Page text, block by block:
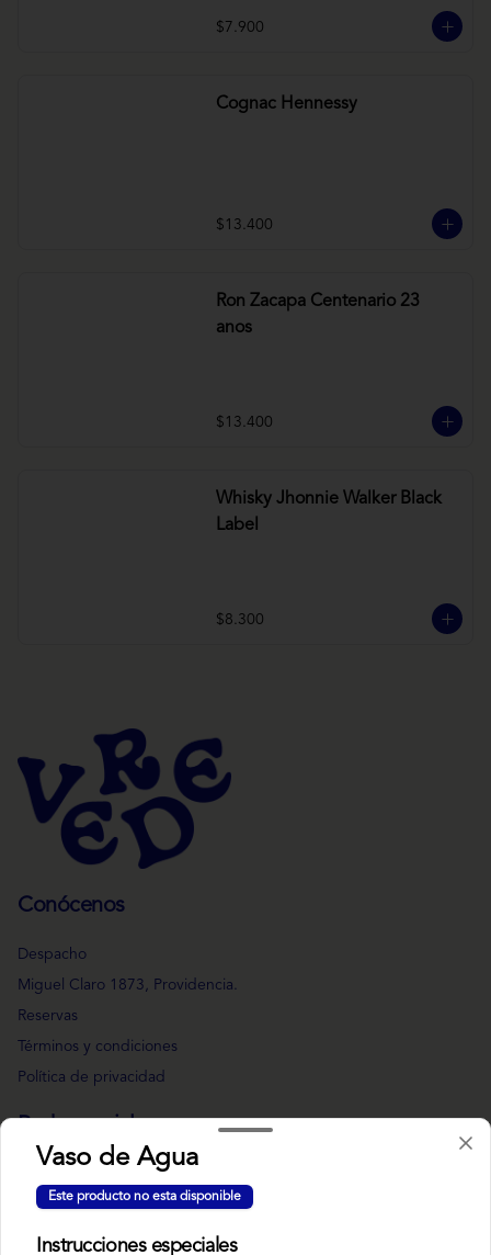
$7.900
Cognac Hennessy
$13.400
Ron Zacapa Centenario 23
anos
$13.400
Whisky Jhonnie Walker Black
Label
$8.300
Conócenos
Despacho
Miguel Claro 1873, Providencia.
Reservas
Términos y condiciones
Política de privacidad
Redes sociales
Facebook
Vaso de Agua
Este producto no esta disponible
Instrucciones especiales